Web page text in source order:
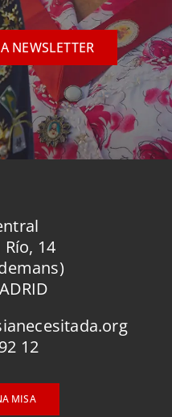
NEWSLETTER
14
12
MISA